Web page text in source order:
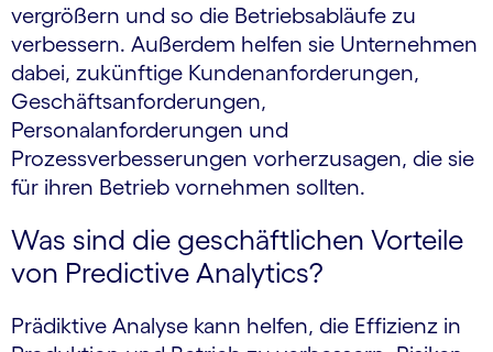
vergrößern und so die Betriebsabläufe zu
verbessern. Außerdem helfen sie Unternehmen
dabei, zukünftige Kundenanforderungen,
Geschäftsanforderungen,
Personalanforderungen und
Prozessverbesserungen vorherzusagen, die sie
für ihren Betrieb vornehmen sollten.
Was sind die geschäftlichen Vorteile
von Predictive Analytics?
Prädiktive Analyse kann helfen, die Effizienz in